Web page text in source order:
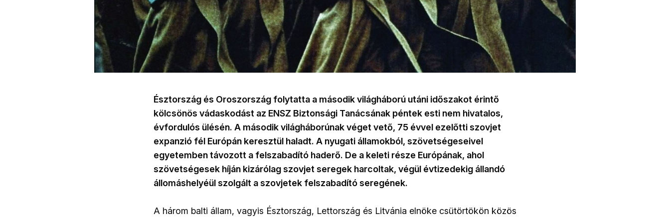
Észtország és Oroszország folytatta a második világháború utáni időszakot érintő
kölcsönös vádaskodást az ENSZ Biztonsági Tanácsának péntek esti nem hivatalos,
évfordulós ülésén. A második világháborúnak véget vető, 75 évvel ezelőtti szovjet
expanzió fél Európán keresztül haladt. A nyugati államokból, szövetségeseivel
egyetemben távozott a felszabadító haderő. De a keleti része Európának, ahol
szövetségesek híján kizárólag szovjet seregek harcoltak, végül évtizedekig állandó
állomáshelyéül szolgált a szovjetek felszabadító seregének.
A három balti állam, vagyis Észtország, Lettország és Litvánia elnöke csütörtökön közös